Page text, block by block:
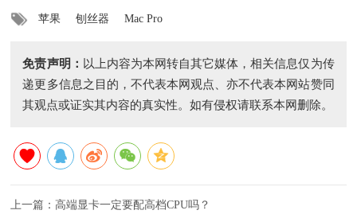
苹果 刨丝器 Mac Pro
免责声明： 以上内容为本网转自其它媒体，相关信息仅为传
递更多信息之目的，不代表本网观点、亦不代表本网站赞同
其观点或证实其内容的真实性。如有侵权请联系本网删除。
上一篇： 高端显卡一定要配高档CPU吗？